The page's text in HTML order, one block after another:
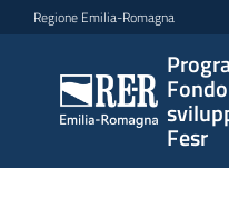
Vai al contenuto
Vai alla navigazione
Vai al footer
Regione Emilia-Romagna
Fesr
Programma
regionale
Fondo
europeo di